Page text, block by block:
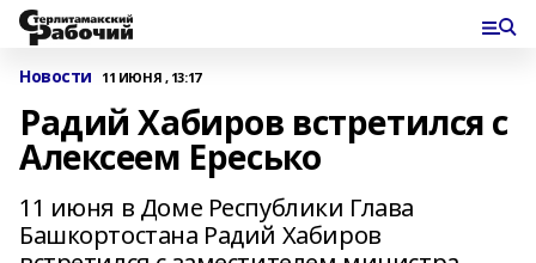
Новости 11 ИЮНЯ , 13:17
Радий Хабиров встретился с
Алексеем Ересько
11 июня в Доме Республики Глава
Башкортостана Радий Хабиров